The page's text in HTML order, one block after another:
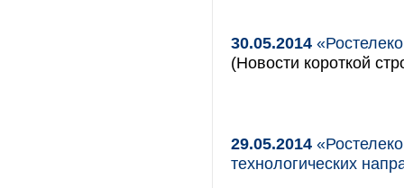
30.05.2014
(Новости короткой
29.05.2014
технологических